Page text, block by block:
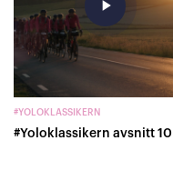
play_arrow
#YOLOKLASSIKERN
#Yoloklassikern avsnitt 10